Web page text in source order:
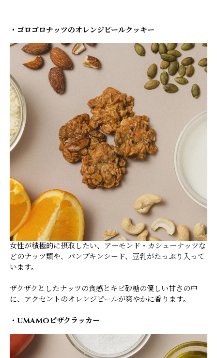
・ゴロゴロナッツのオレンジピールクッキー
女性が積極的に摂取したい、アーモンド・カシューナッツな
どのナッツ類や、パンプキンシード、豆乳がたっぷり入って
います。
ザクザクとしたナッツの食感とキビ砂糖の優しい甘さの中
に、アクセントのオレンジピールが爽やかに香ります。
・UMAMOピザクラッカー